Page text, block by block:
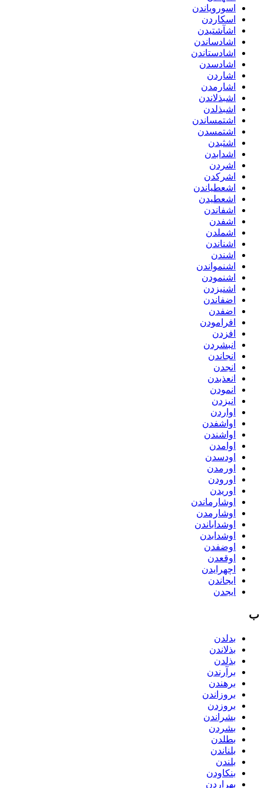
اسورویاندن
اسکاردن
اشآشتیدن
اشادساندن
اشادستاندن
اشادسدن
اشاردن
اشارمدن
اشبذلاندن
اشبذلدن
اشتمساندن
اشتمسدن
اشثبدن
اشدابدن
اشردن
اشرکدن
اشعطیاندن
اشعطیدن
اشفاندن
اشفدن
اشملدن
اشناندن
اشندن
اشنمواندن
اشنمودن
اشنیزدن
اضفاندن
اضفدن
افرامودن
افزدن
انبشردن
انجاندن
انجدن
انعذبدن
انمودن
انیزدن
اواردن
اواشفدن
اواشندن
اوامدن
اودسدن
اورمدن
اورودن
اوریدن
اوشارماندن
اوشارمدن
اوشداباندن
اوشدابدن
اوضفدن
اوقعدن
اچهرایدن
ایجاندن
ایجدن
ب
بدلدن
بذلاندن
بذلدن
برآرندن
برهندن
بروزاندن
بروزدن
بشراندن
بشردن
بطلدن
بلناندن
بلندن
بنکاودن
بهراردن